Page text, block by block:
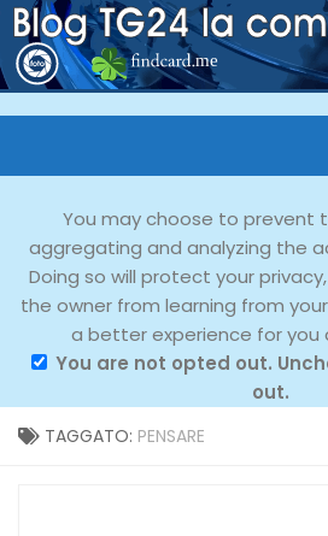
You may choose to prevent
aggregating and analyzing the
Doing so will protect your
the owner from learning from
a better experience for you
You are not opted out.
out.
TAGGATO: PENSARE